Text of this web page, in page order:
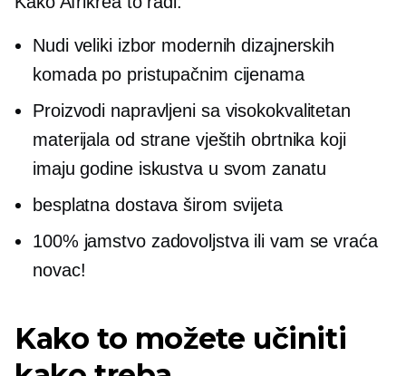
Nudi veliki izbor modernih dizajnerskih
komada po pristupačnim cijenama
Proizvodi napravljeni sa visokokvalitetan
materijala od strane vještih obrtnika koji
imaju godine iskustva u svom zanatu
besplatna dostava širom svijeta
100% jamstvo zadovoljstva ili vam se vraća
novac!
Kako to možete učiniti